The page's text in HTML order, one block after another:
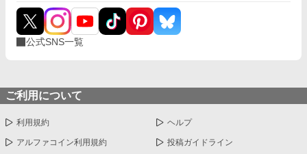
公式SNS一覧
ご利用について
利用規約 ヘルプ
アルファコイン利用規約 投稿ガイドライン